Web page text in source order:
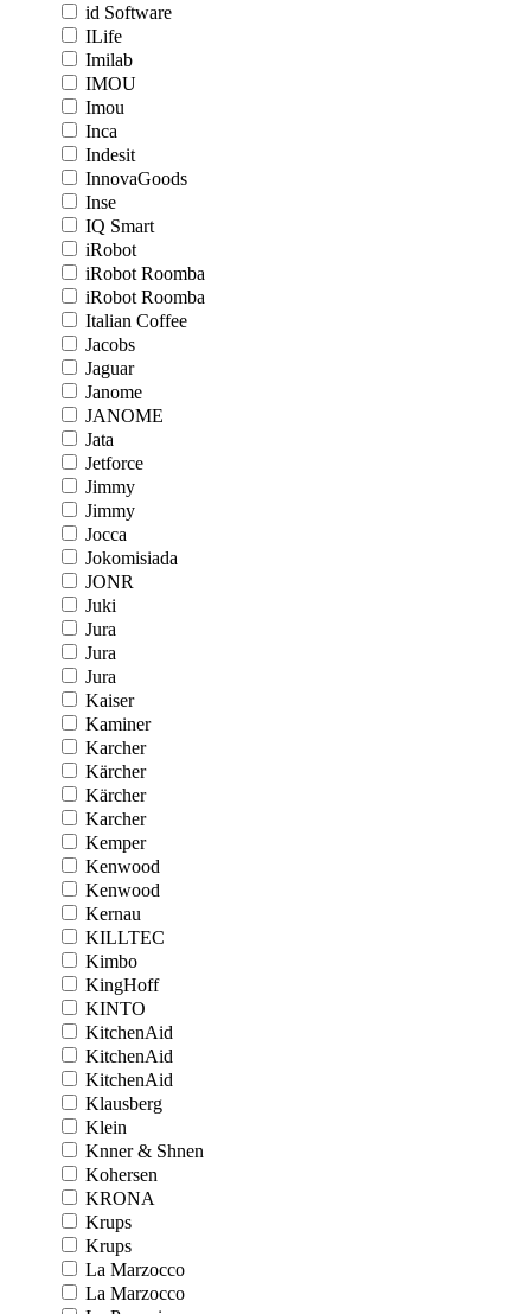
id Software
ILife
Imilab
IMOU
Imou
Inca
Indesit
InnovaGoods
Inse
IQ Smart
iRobot
iRobot Roomba
iRobot Roomba
Italian Coffee
Jacobs
Jaguar
Janome
JANOME
Jata
Jetforce
Jimmy
Jimmy
Jocca
Jokomisiada
JONR
Juki
Jura
Jura
Jura
Kaiser
Kaminer
Karcher
Kärcher
Kärcher
Karcher
Kemper
Kenwood
Kenwood
Kernau
KILLTEC
Kimbo
KingHoff
KINTO
KitchenAid
KitchenAid
KitchenAid
Klausberg
Klein
Knner & Shnen
Kohersen
KRONA
Krups
Krups
La Marzocco
La Marzocco